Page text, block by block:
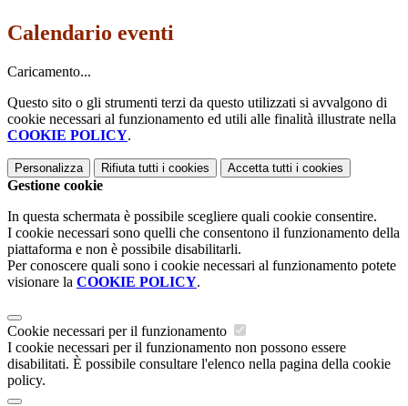
Calendario eventi
Caricamento...
Questo sito o gli strumenti terzi da questo utilizzati si avvalgono di
cookie necessari al funzionamento ed utili alle finalità illustrate nella
COOKIE POLICY.
Personalizza Rifiuta tutti i cookies Accetta tutti i cookies
Gestione cookie
In questa schermata è possibile scegliere quali cookie consentire.
I cookie necessari sono quelli che consentono il funzionamento della
piattaforma e non è possibile disabilitarli.
Per conoscere quali sono i cookie necessari al funzionamento potete
visionare la COOKIE POLICY.
Cookie necessari per il funzionamento
I cookie necessari per il funzionamento non possono essere
disabilitati. È possibile consultare l'elenco nella pagina della cookie
policy.